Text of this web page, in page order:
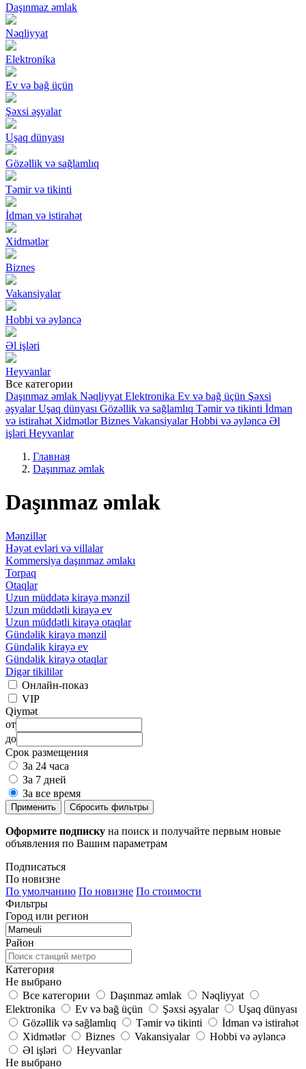
Daşınmaz əmlak
Nəqliyyat
Elektronika
Ev və bağ üçün
Şəxsi əşyalar
Uşaq dünyası
Gözəllik və sağlamlıq
Təmir və tikinti
İdman və istirahət
Xidmətlər
Biznes
Vakansiyalar
Hobbi və əyləncə
Əl işləri
Heyvanlar
Все категории
Daşınmaz əmlak Nəqliyyat Elektronika Ev və bağ üçün Şəxsi
əşyalar Uşaq dünyası Gözəllik və sağlamlıq Təmir və tikinti İdman
və istirahət Xidmətlər Biznes Vakansiyalar Hobbi və əyləncə Əl
işləri Heyvanlar
Главная
Daşınmaz əmlak
Daşınmaz əmlak
Mənzillər
Həyət evləri və villalar
Kommersiya daşınmaz əmlakı
Torpaq
Otaqlar
Uzun müddətə kirayə mənzil
Uzun müddətli kirayə ev
Uzun müddətli kirayə otaqlar
Gündəlik kirayə mənzil
Gündəlik kirayə ev
Gündəlik kirayə otaqlar
Digər tikililər
Онлайн-показ
VIP
Qiymət
от
до
Срок размещения
За 24 часа
За 7 дней
За все время
Применить Сбросить фильтры
Оформите подписку на поиск и получайте первым новые
объявления по Вашим параметрам
Подписаться
По новизне
По умолчанию По новизне По стоимости
Фильтры
Город или регион
Район
Категория
Не выбрано
Все категории
Daşınmaz əmlak
Nəqliyyat
Elektronika
Ev və bağ üçün Şəxsi əşyalar
Uşaq dünyası
Gözəllik və sağlamlıq
Təmir və tikinti
İdman və istirahət
Xidmətlər
Biznes Vakansiyalar
Hobbi və əyləncə
Əl işləri
Heyvanlar
Не выбрано